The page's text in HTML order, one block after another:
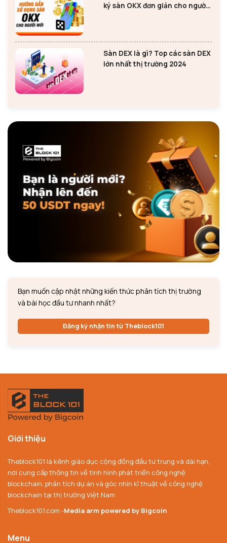
ký sàn OKX đơn giản cho người
Sàn DEX là gì? Top các sàn DEX
lớn nhất thị trường 2024
Bạn muốn cập nhật những kiến thức phân tích thị trường
và bài học đầu tư nhanh nhất?
Đăng ký nhận tin từ Theblock101
Giới thiệu
Theblock101 là kênh giáo dục cộng đồng đầu tư trung và dài hạn,
nơi cung cấp thông tin về tình hình phát triển công nghệ
blockchain, phân tích dự án và góc nhìn kĩ thuật về công nghệ
blockchain tại thị trường Việt Nam.
Theblock101.com -Media arm powered by Bigcoin
Menu